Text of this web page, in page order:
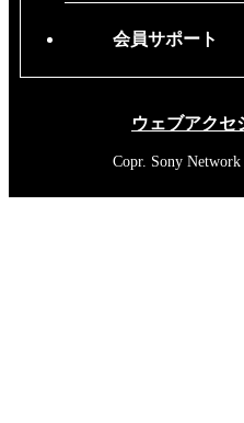
会員サポート
ウェブアクセ
Copr. Sony Network